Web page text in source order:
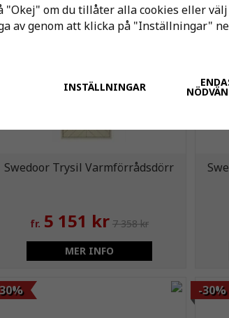
Swedoor Trysil Varmförrådsdörr
fr. 5 151 kr 7 358 kr
MER INFO
-30%
-30%
"Okej" om du tillåter alla cookies eller
av genom att klicka på "Inställningar"
INSTÄLLNINGAR